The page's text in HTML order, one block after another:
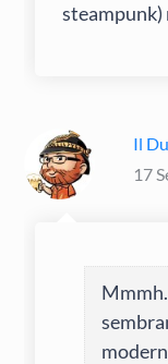
steampunk)
Il
17